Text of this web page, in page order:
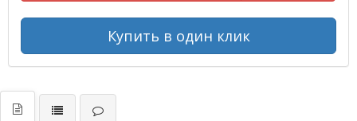
Купить в один клик